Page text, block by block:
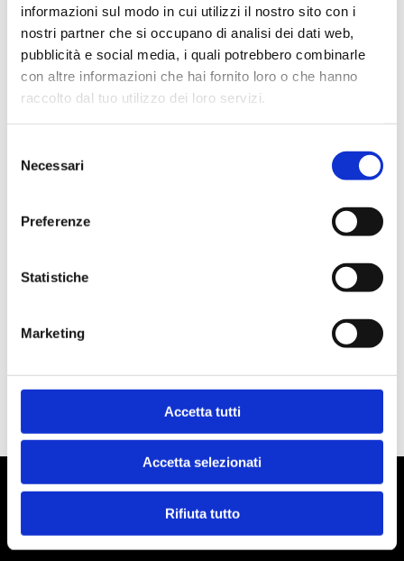
informazioni sul modo in cui utilizzi il nostro sito con i
nostri partner che si occupano di analisi dei dati web,
pubblicità e social media, i quali potrebbero combinarle
con altre informazioni che hai fornito loro o che hanno
raccolto dal tuo utilizzo dei loro servizi.
delNecessari
Preferenze
Statistiche
Marketing
Accetta tutti
Accetta selezionati
Rifiuta tutto
Chiodo in pelle: un must have che si
Il chiodo in pelle, da decenni, si conferma come
Questo capo d’abbigliamento…
Leggi di più »